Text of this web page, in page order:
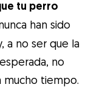
tu perro
han sido
a no ser que la
no
mucho tiempo.